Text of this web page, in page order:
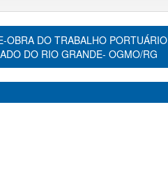
OBRA DO TRABALHO PORTUÁRIO
DO RIO GRANDE- OGMO/RG